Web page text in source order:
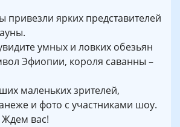
привезли ярких представителей
умных и ловких обезьян
Эфиопии, короля саванны –
маленьких зрителей,
и фото с участниками шоу.
Ждем вас!